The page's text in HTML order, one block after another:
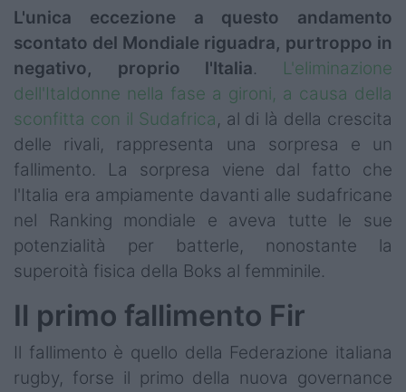
L'unica eccezione a questo andamento
scontato del Mondiale riguadra, purtroppo in
negativo, proprio l'Italia. L'eliminazione
dell'Italdonne nella fase a gironi, a causa della
sconfitta con il Sudafrica, al di là della crescita
delle rivali, rappresenta una sorpresa e un
fallimento. La sorpresa viene dal fatto che
l'Italia era ampiamente davanti alle sudafricane
nel Ranking mondiale e aveva tutte le sue
potenzialità per batterle, nonostante la
superoità fisica della Boks al femminile.
Il primo fallimento Fir
Il fallimento è quello della Federazione italiana
rugby, forse il primo della nuova governance